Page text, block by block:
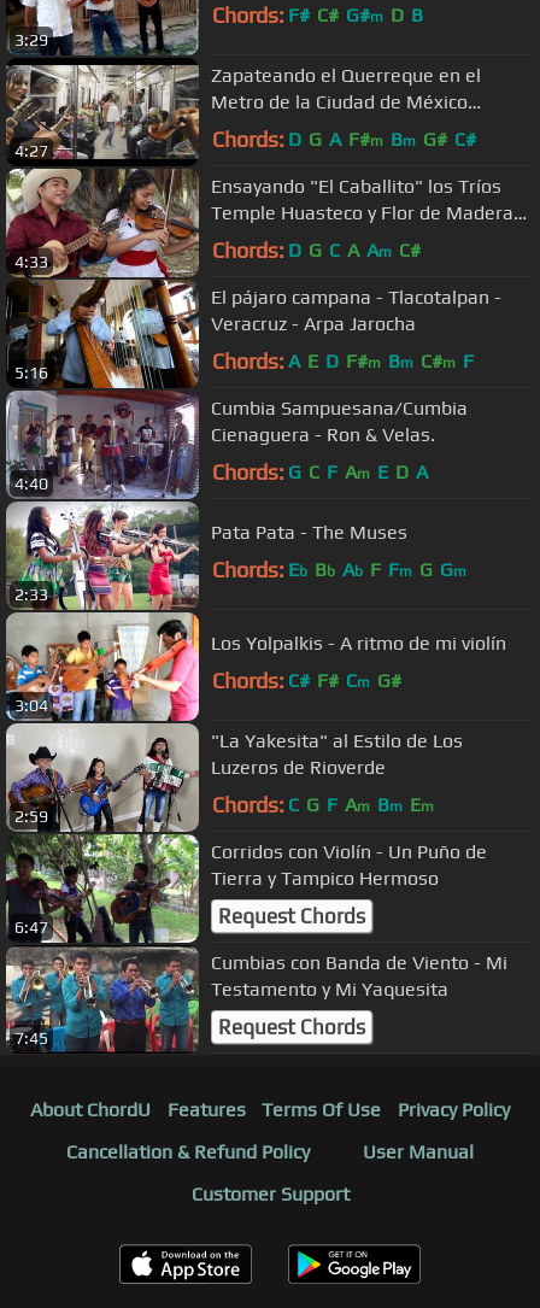
3:29
Chords: F# C# G#m D B
4:27
Zapateando el Querreque en el
Metro de la Ciudad de México
(CDMX) con el Trío 3 en Línea
Chords: D G A F#m Bm G# C#
4:33
Ensayando "El Caballito" los Tríos
Temple Huasteco y Flor de Madera
de Tihuatlán, Ver.
Chords: D G C A Am C#
5:16
El pájaro campana - Tlacotalpan -
Veracruz - Arpa Jarocha
Chords: A E D F#m Bm C#m F
4:40
Cumbia Sampuesana/Cumbia
Cienaguera - Ron & Velas.
Chords: G C F Am E D A
2:33
Pata Pata - The Muses
Chords: Eb Bb Ab F Fm G Gm
3:04
Los Yolpalkis - A ritmo de mi violín
Chords: C# F# Cm G#
2:59
"La Yakesita" al Estilo de Los
Luzeros de Rioverde
Chords: C G F Am Bm Em
6:47
Corridos con Violín - Un Puño de
Tierra y Tampico Hermoso
Request Chords
7:45
Cumbias con Banda de Viento - Mi
Testamento y Mi Yaquesita
Request Chords
About ChordU Features Terms Of Use
Privacy Policy
Cancellation & Refund Policy
User Manual
Customer Support